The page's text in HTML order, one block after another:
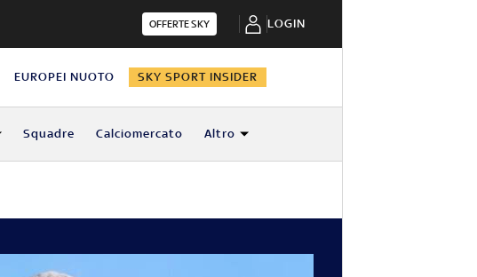
OFFERTE SKY LOGIN
EUROPEI NUOTO SKY SPORT INSIDER
Squadre Calciomercato Altro